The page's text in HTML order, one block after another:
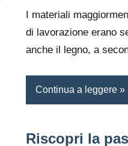
I materiali
di lavorazione erano
anche il legno, a
Continua a leggere
Riscopri la